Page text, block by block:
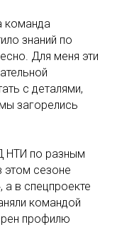
команда
знаний по
Для меня эти
с деталями,
загорелись
НТИ по разным
сезоне
а в спецпроекте
командой
профилю